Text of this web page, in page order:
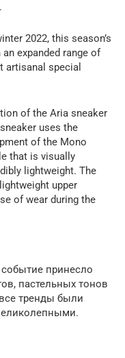
2022, this season’s
expanded range of
artisanal special
of the Aria sneaker
uses the
of the Mono
that is visually
lightweight. The
upper
of wear during the
принесло
пастельных тонов
тренды были